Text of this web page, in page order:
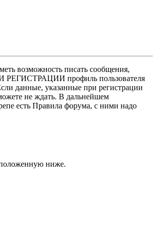
возможность писать сообщения,
РЕГИСТРАЦИИ профиль пользователя
данные, указанные при регистрации
не ждать. В дальнейшем
есть Правила форума, с ними надо
ниже.